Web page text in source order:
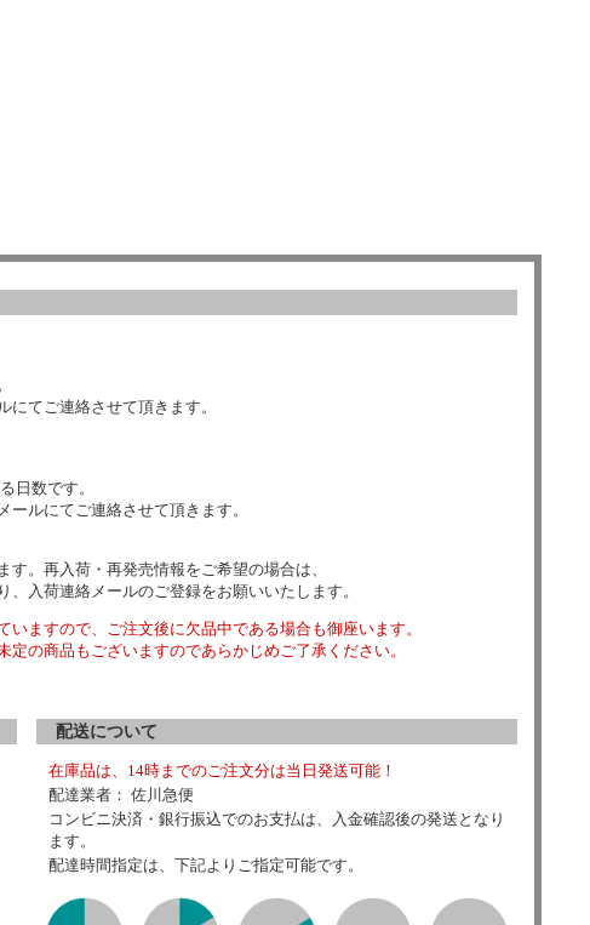
にてご連絡させて頂きます。
日数です。
ールにてご連絡させて頂きます。
す。再入荷・再発売情報をご希望の場合は、
、入荷連絡メールのご登録をお願いいたします。
いますので、ご注文後に欠品中である場合も御座います。
定の商品もございますのであらかじめご了承ください。
配送について
在庫品は、14時までのご注文分は当日発送可能！
配達業者： 佐川急便
コンビニ決済・銀行振込でのお支払は、入金確認後の発送となり
ます。
配達時間指定は、下記よりご指定可能です。